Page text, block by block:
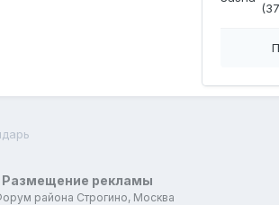
Размещение рекламы
района Строгино, Москва